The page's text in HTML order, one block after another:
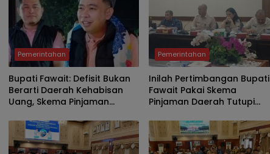
Pemerintahan
Bupati Fawait: Defisit Bukan
Berarti Daerah Kehabisan
Uang, Skema Pinjaman
Jember Sehat
Pemerintahan
Inilah Pertimbangan Bupati
Fawait Pakai Skema
Pinjaman Daerah Tutupi